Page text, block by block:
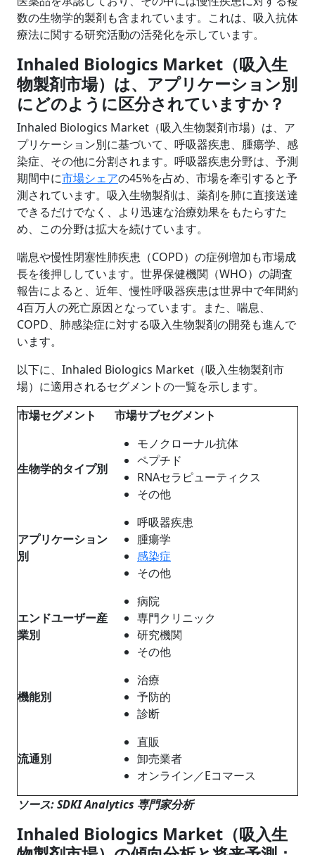
数の生物学的製剤も含まれています。これは、吸入抗体
療法に関する研究活動の活発化を示しています。
Inhaled Biologics Market（吸入生
物製剤市場）は、アプリケーション別
にどのように区分されていますか？
Inhaled Biologics Market（吸入生物製剤市場）は、ア
プリケーション別に基づいて、呼吸器疾患、腫瘍学、感
染症、その他に分割されます。呼吸器疾患分野は、予測
期間中に市場シェアの45%を占め、市場を牽引すると予
測されています。吸入生物製剤は、薬剤を肺に直接送達
できるだけでなく、より迅速な治療効果をもたらすた
め、この分野は拡大を続けています。
喘息や慢性閉塞性肺疾患（COPD）の症例増加も市場成
長を後押ししています。世界保健機関（WHO）の調査
報告によると、近年、慢性呼吸器疾患は世界中で年間約
4百万人の死亡原因となっています。また、喘息、
COPD、肺感染症に対する吸入生物製剤の開発も進んで
います。
以下に、Inhaled Biologics Market（吸入生物製剤市
場）に適用されるセグメントの一覧を示します。
市場セグメント
市場サブセグメント
生物学的タイプ別
モノクローナル抗体
ペプチド
RNAセラピューティクス
その他
アプリケーション
別
呼吸器疾患
腫瘍学
感染症
その他
エンドユーザー産
業別
病院
専門クリニック
研究機関
その他
機能別
治療
予防的
診断
流通別
直販
卸売業者
オンライン／Eコマース
ソース: SDKI Analytics 専門家分析
Inhaled Biologics Market（吸入生